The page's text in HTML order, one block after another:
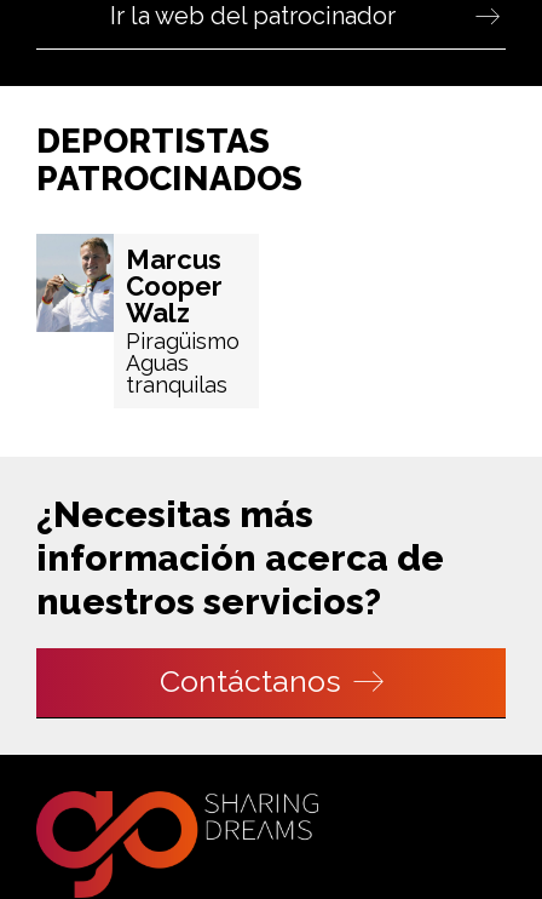
Ir la web del patrocinador
DEPORTISTAS
PATROCINADOS
Marcus
Cooper
Walz
Piragüismo
Aguas
tranquilas
¿Necesitas más
información acerca de
nuestros servicios?
Contáctanos